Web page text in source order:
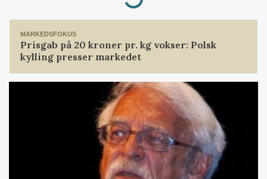
Loading...
MARKEDSFOKUS
Prisgab på 20 kroner pr. kg vokser: Polsk
kylling presser markedet